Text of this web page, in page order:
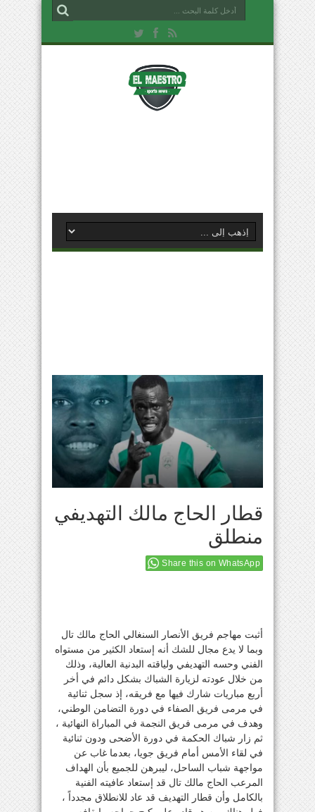
قطار الحاج مالك التهديفي
منطلق
Share this on WhatsApp
أثبت مهاجم فريق الأنصار السنغالي الحاج مالك تال
وبما لا يدع مجال للشك أنه إستعاد الكثير من مستواه
الفني وحسه التهديفي ولياقته البدنية العالية، وذلك
من خلال عودته لزيارة الشباك بشكل دائم في أخر
أربع مباريات شارك فيها مع فريقه، إذ سجل ثنائية
في مرمى فريق الصفاء في دورة التضامن الوطني،
وهدف في مرمى فريق النجمة في المباراة النهائية ،
ثم زار شباك الحكمة في دورة الأضحى ودون ثنائية
في لقاء الأمس أمام فريق جويا، بعدما غاب عن
مواجهة شباب الساحل، ليبرهن للجميع بأن الهداف
المرعب الحاج مالك تال قد إستعاد عافيته الفنية
بالكامل وأن قطار التهديف قد عاد للانطلاق مجدداً ،